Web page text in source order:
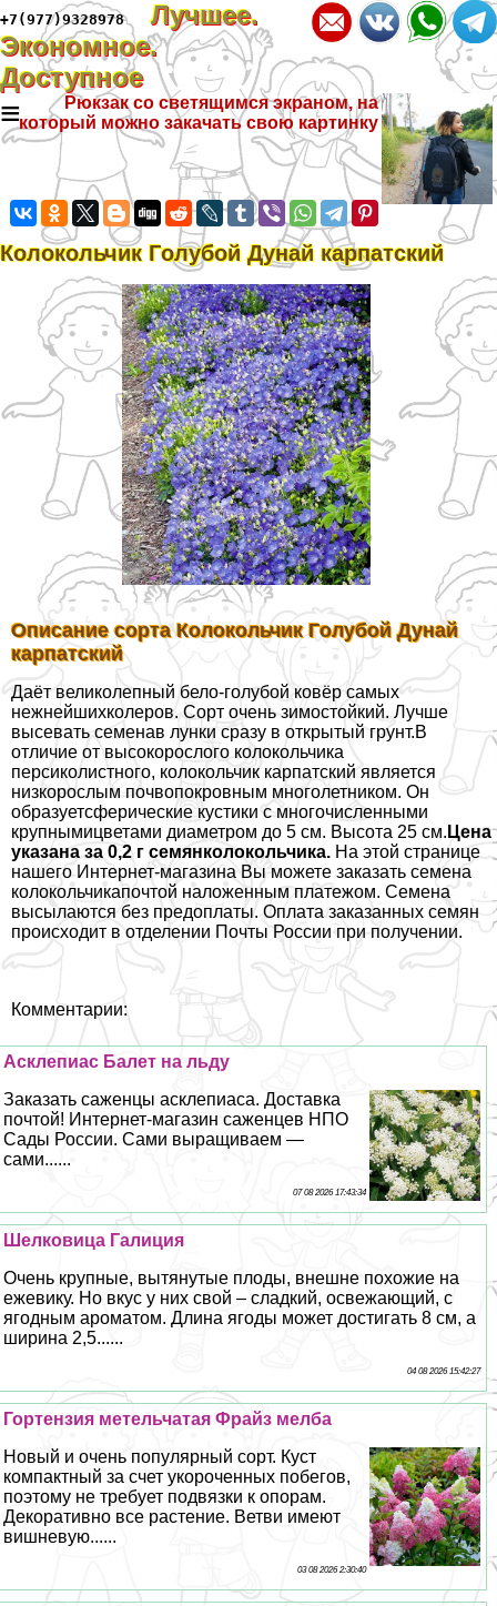
+7(977)9328978
Лучшее.
Экономное.
Доступное
≡
Рюкзак со светящимся экраном, на
который можно закачать свою картинку
Колокольчик Гoлyбой Дунай карпатский
Описание сорта Колокольчик Гoлyбой Дунай
карпатский
Даёт великолепный бело-гoлyбой ковёр самых
нежнейшихколеров. Сорт очень зимостойкий. Лучше
высевать семенав лунки сразу в открытый грунт.В
отличие от высокорослого колокольчика
персиколистного, колокольчик карпатский является
низкорослым почвопокровным многолетником. Он
образуетсферические кустики с многочисленными
крупнымицветами диаметром до 5 см. Высота 25 см. Цена
указана за 0,2 г семянколокольчика. На этой странице
нашего Интернет-магазина Вы можете заказать семена
колокольчикапочтой наложенным платежом. Семена
высылаются без предоплаты. Оплата заказанных семян
происходит в отделении Почты России при получении.
Комментарии:
Асклепиас Балет на льду
Заказать саженцы асклепиаса. Доставка
почтой! Интернет-магазин саженцев НПО
Сады России. Сами выращиваем —
сами......
07 08 2026 17:43:34
Шелковица Галиция
Очень крупные, вытянутые плоды, внешне похожие на
ежевику. Но вкус у них свой – сладкий, освежающий, с
ягодным ароматом. Длина ягоды может достигать 8 см, а
ширина 2,5......
04 08 2026 15:42:27
Гортензия метельчатая Фрайз мелба
Новый и очень популярный сорт. Куст
компактный за счет укороченных побегов,
поэтому не требует подвязки к опорам.
Декоративно все растение. Ветви имеют
вишневую......
03 08 2026 2:30:40